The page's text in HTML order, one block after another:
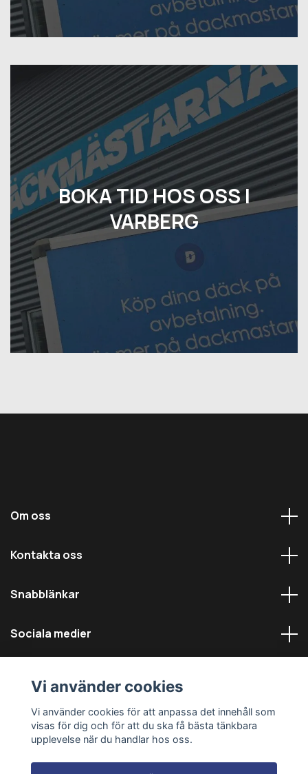
BOKA TID HOS OSS I
VARBERG
Om oss
Kontakta oss
Snabblänkar
Sociala medier
© 2026 Däckmästarna - Alla rättigheter reserverade
Vi använder cookies
Vi använder cookies för att anpassa det innehåll som
visas för dig och för att du ska få bästa tänkbara
upplevelse när du handlar hos oss.